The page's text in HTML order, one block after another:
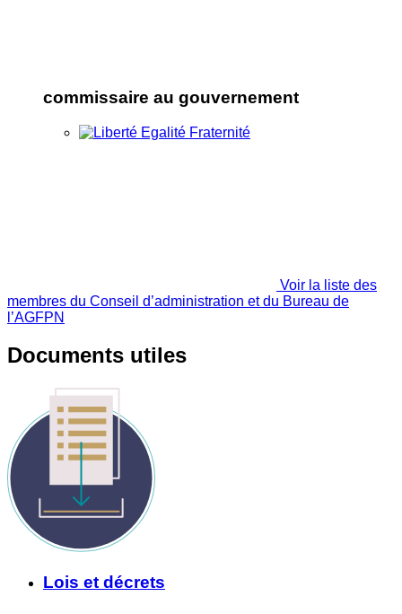
commissaire au gouvernement
Voir la liste des
membres du Conseil d’administration et du Bureau de
l’AGFPN
Documents utiles
Lois et décrets